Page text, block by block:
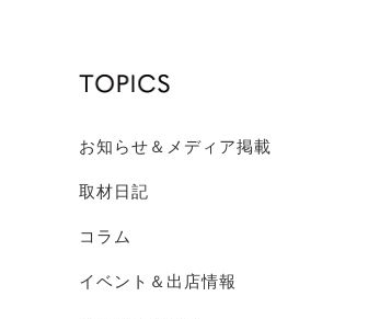
お知らせ＆メディア掲載
取材日記
コラム
イベント＆出店情報